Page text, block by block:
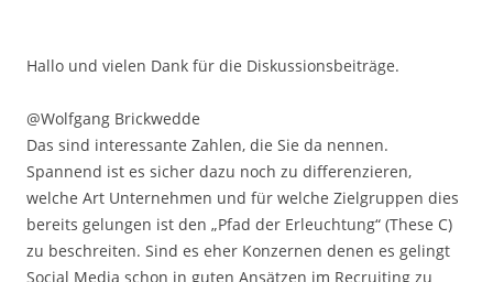
Hallo und vielen Dank für die Diskussionsbeiträge.
@Wolfgang Brickwedde
Das sind interessante Zahlen, die Sie da nennen.
Spannend ist es sicher dazu noch zu differenzieren,
welche Art Unternehmen und für welche Zielgruppen dies
bereits gelungen ist den „Pfad der Erleuchtung“ (These C)
zu beschreiten. Sind es eher Konzernen denen es gelingt
Social Media schon in guten Ansätzen im Recruiting zu